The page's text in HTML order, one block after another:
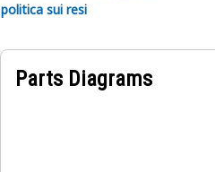
politica sui resi
Parts Diagrams